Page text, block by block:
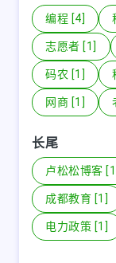
编程 [4]
志愿者 [1]
码农 [1]
网商 [1]
长尾
卢松松博客
成都教育 [1]
电力政策 [1]